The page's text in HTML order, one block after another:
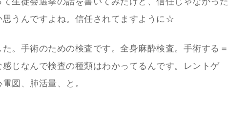
思うんですよね。信任されてますように☆
。手術のための検査です。全身麻酔検査。手術する＝
じなんで検査の種類はわかってるんです。レントゲ
図、肺活量、と。